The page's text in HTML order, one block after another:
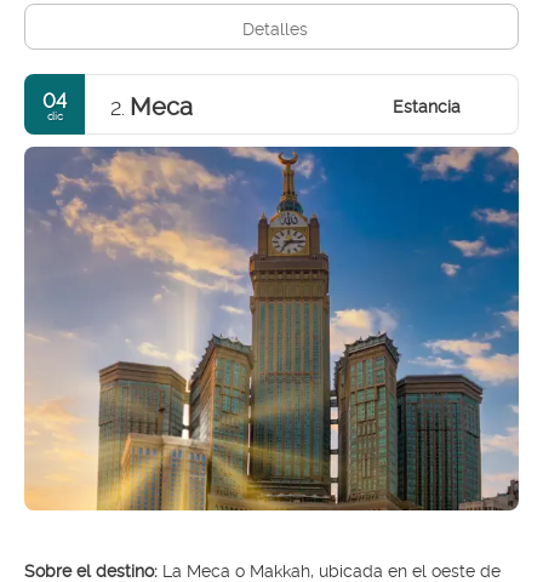
Detalles
04
dic 2. Meca Estancia
Sobre el destino: La Meca o Makkah, ubicada en el oeste de